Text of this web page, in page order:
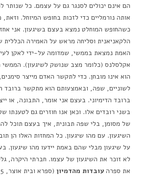
הם אינם יכולים לסנגר גם על עצמם. כל שנותר
אותה נורמליים כדי לזכות בחופש המיוחל. וזאת,
כשהחופש המוחלט נמצא בעצם בשיגעון. אני
הלקאניאנית וסליחה מראש על האמירה הכללית
האמת נמצאת בממשי, שמדומה על-ידי לאקן
אקלסלנס (כלומר מצב שנושק לשיגעון). הממשי
הוא אינו מובחן. כדי לתקשר האדם מייצר
לשוניים, שפה, ובאמצעותם הוא מתקשר ברובד
ברובד הדימיוני. בעצם אני אומר, התבונה, או
בשני רובדים אלו. וכאן אנו חוזרים גם לטענתו
של מסומן, בלי שפה תבונית, איך בעצם תוכל
השיגעון. עם מהו שיגעון. כל המחזות האלו הן
על שיגעון מבלי שהם באמת יידעו מהו שיגעון.
לא זוכר את השיגעון של עצמו. חברתי היקרה,
את ספרה עובדות מהדמיון